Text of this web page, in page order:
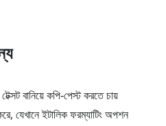
বানিয়ে কপি‑পেস্ট করতে চায়
যেখানে ইটালিক ফরম্যাটিং অপশন